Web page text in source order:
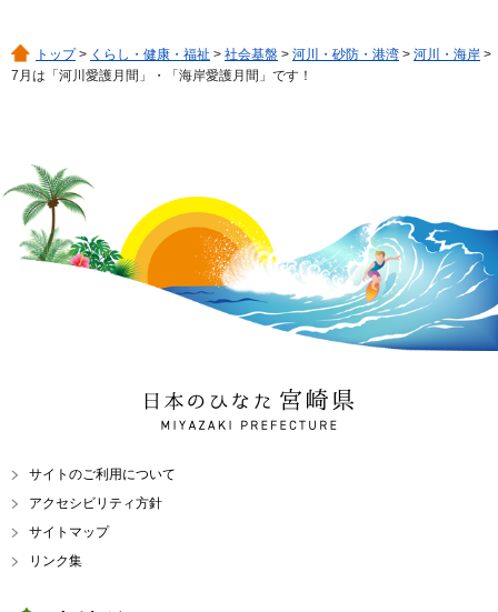
トップ> くらし・健康・福祉 > 社会基盤 > 河川・砂防・港湾 > 河川・海岸 >
7月は「河川愛護月間」・「海岸愛護月間」です！
日本のひなた 宮崎県
MIYAZAKI PREFECTURE
サイトのご利用について
アクセシビリティ方針
サイトマップ
リンク集